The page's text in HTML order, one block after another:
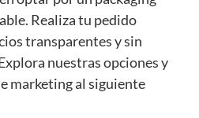
Realiza tu pedido
transparentes y sin
nuestras opciones y
marketing al siguiente